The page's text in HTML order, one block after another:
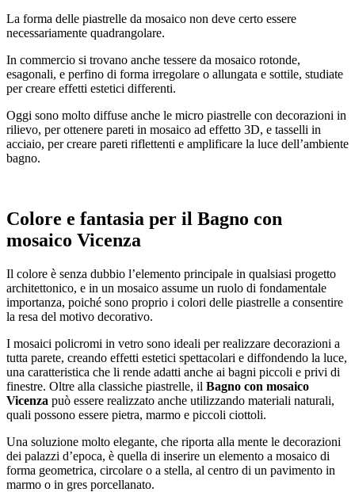
La forma delle piastrelle da mosaico non deve certo essere
necessariamente quadrangolare.
In commercio si trovano anche tessere da mosaico rotonde,
esagonali, e perfino di forma irregolare o allungata e sottile, studiate
per creare effetti estetici differenti.
Oggi sono molto diffuse anche le micro piastrelle con decorazioni in
rilievo, per ottenere pareti in mosaico ad effetto 3D, e tasselli in
acciaio, per creare pareti riflettenti e amplificare la luce dell’ambiente
bagno.
Colore e fantasia per il Bagno con
mosaico Vicenza
Il colore è senza dubbio l’elemento principale in qualsiasi progetto
architettonico, e in un mosaico assume un ruolo di fondamentale
importanza, poiché sono proprio i colori delle piastrelle a consentire
la resa del motivo decorativo.
I mosaici policromi in vetro sono ideali per realizzare decorazioni a
tutta parete, creando effetti estetici spettacolari e diffondendo la luce,
una caratteristica che li rende adatti anche ai bagni piccoli e privi di
finestre. Oltre alla classiche piastrelle, il Bagno con mosaico
Vicenza può essere realizzato anche utilizzando materiali naturali,
quali possono essere pietra, marmo e piccoli ciottoli.
Una soluzione molto elegante, che riporta alla mente le decorazioni
dei palazzi d’epoca, è quella di inserire un elemento a mosaico di
forma geometrica, circolare o a stella, al centro di un pavimento in
marmo o in gres porcellanato.